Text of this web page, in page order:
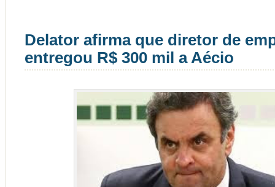
Delator afirma que diretor de
entregou R$ 300 mil a Aécio